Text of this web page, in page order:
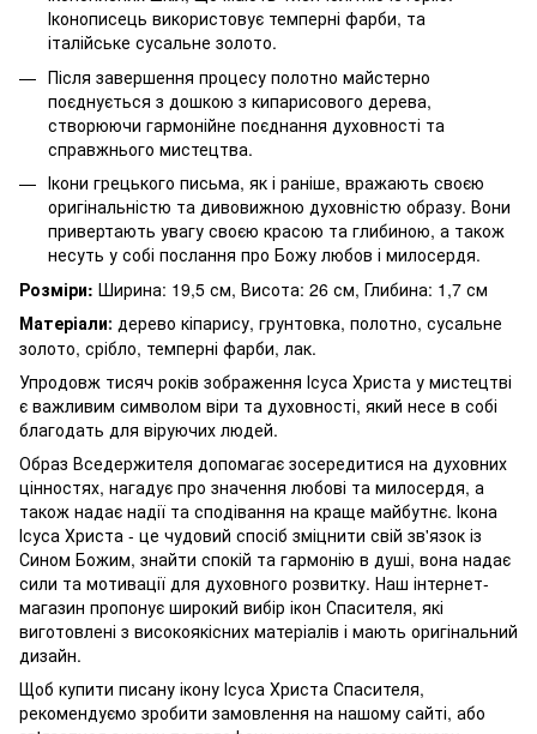
Іконописець використовує темперні фарби, та
італійське сусальне золото.
Після завершення процесу полотно майстерно
поєднується з дошкою з кипарисового дерева,
створюючи гармонійне поєднання духовності та
справжнього мистецтва.
Ікони грецького письма, як і раніше, вражають своєю
оригінальністю та дивовижною духовністю образу. Вони
привертають увагу своєю красою та глибиною, а також
несуть у собі послання про Божу любов і милосердя.
Розміри: Ширина: 19,5 см, Висота: 26 см, Глибина: 1,7 см
Матеріали: дерево кіпарису, грунтовка, полотно, сусальне
золото, срібло, темперні фарби, лак.
Упродовж тисяч років зображення Ісуса Христа у мистецтві
є важливим символом віри та духовності, який несе в собі
благодать для віруючих людей.
Образ Вседержителя допомагає зосередитися на духовних
цінностях, нагадує про значення любові та милосердя, а
також надає надії та сподівання на краще майбутнє. Ікона
Ісуса Христа - це чудовий спосіб зміцнити свій зв'язок із
Сином Божим, знайти спокій та гармонію в душі, вона надає
сили та мотивації для духовного розвитку. Наш інтернет-
магазин пропонує широкий вибір ікон Спасителя, які
виготовлені з високоякісних матеріалів і мають оригінальний
дизайн.
Щоб купити писану ікону Ісуса Христа Спасителя,
рекомендуємо зробити замовлення на нашому сайті, або